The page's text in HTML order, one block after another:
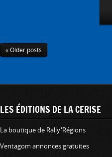
« Older posts
LES ÉDITIONS DE LA CERISE
La boutique de Rally'Régions
Ventagom annonces gratuites